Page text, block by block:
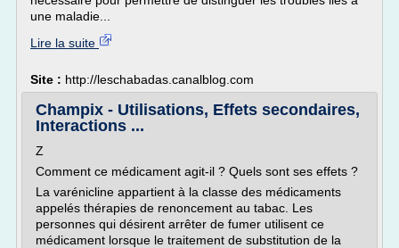
une maladie...
Lire la suite
Site : http://leschabadas.canalblog.com
Champix - Utilisations, Effets secondaires,
Interactions ...
Z
Comment ce médicament agit-il ? Quels sont ses effets ?
La varénicline appartient à la classe des médicaments
appelés thérapies de renoncement au tabac. Les
personnes qui désirent arrêter de fumer utilisent ce
médicament lorsque le traitement de substitution de la